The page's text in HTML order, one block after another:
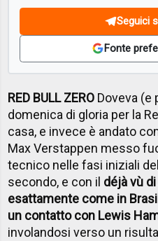
Seguici
Fonte
RED BULL ZERO Doveva (e
domenica di gloria per la
casa, e invece è andato
Max Verstappen messo
tecnico nelle fasi iniziali
secondo, e con il déjà vù
esattamente come in
un contatto con Lewis
involandosi verso un